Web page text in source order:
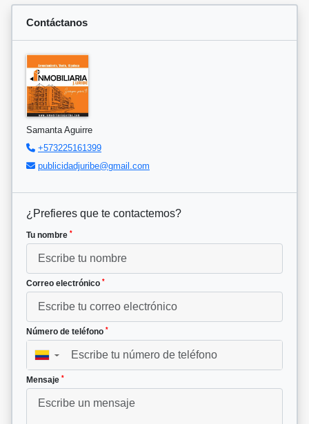
Contáctanos
Samanta Aguirre
+573225161399
publicidadjuribe@gmail.com
¿Prefieres que te contactemos?
Tu nombre *
Correo electrónico *
Número de teléfono *
▼
Mensaje *